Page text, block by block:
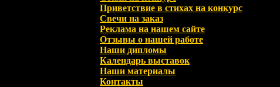
Приветствие в стихах на конкурс
Свечи на заказ
Реклама на нашем сайте
Отзывы о нашей работе
Наши дипломы
Календарь выставок
Наши материалы
Контакты